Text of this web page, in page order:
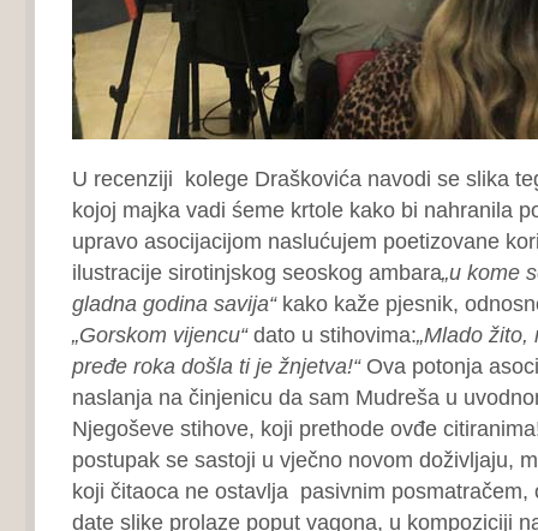
U recenziji kolege Draškovića navodi se slika
kojoj majka vadi śeme krtole kako bi nahranila
upravo asocijacijom naslućujem poetizovane
ilustracije sirotinjskog seoskog ambara„u kome
gladna godina savija“kako kaže pjesnik,
„Gorskom vijencu“dato u stihovima:„Mlado žito,
pređe roka došla ti je žnjetva!“Ova potonja
naslanja na činjenicu da sam Mudreša u
Njegoševe stihove, koji prethode ovđe
postupak se sastoji u vječno novom doživljaju,
koji čitaoca ne ostavlja pasivnim
date slike prolaze poput vagona, u kompoziciji